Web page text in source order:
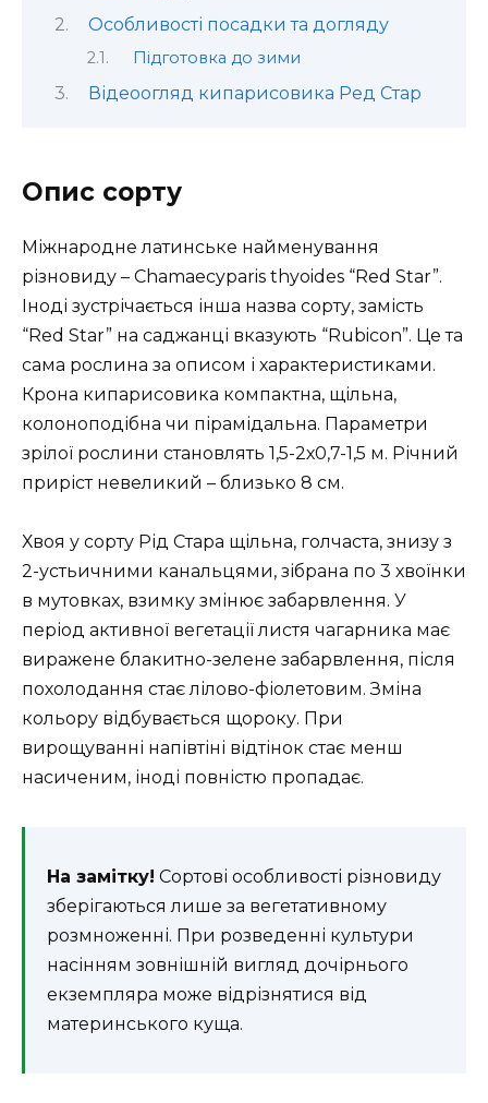
Особливості посадки та догляду
Підготовка до зими
Відеоогляд кипарисовика Ред Стар
Опис сорту
Міжнародне латинське найменування
різновиду – Chamaecyparis thyoides “Red Star”.
Іноді зустрічається інша назва сорту, замість
“Red Star” на саджанці вказують “Rubicon”. Це та
сама рослина за описом і характеристиками.
Крона кипарисовика компактна, щільна,
колоноподібна чи пірамідальна. Параметри
зрілої рослини становлять 1,5-2х0,7-1,5 м. Річний
приріст невеликий – близько 8 см.
Хвоя у сорту Рід Стара щільна, голчаста, знизу з
2-устьичними канальцями, зібрана по 3 хвоїнки
в мутовках, взимку змінює забарвлення. У
період активної вегетації листя чагарника має
виражене блакитно-зелене забарвлення, після
похолодання стає лілово-фіолетовим. Зміна
кольору відбувається щороку. При
вирощуванні напівтіні відтінок стає менш
насиченим, іноді повністю пропадає.
На замітку! Сортові особливості різновиду
зберігаються лише за вегетативному
розмноженні. При розведенні культури
насінням зовнішній вигляд дочірнього
екземпляра може відрізнятися від
материнського куща.